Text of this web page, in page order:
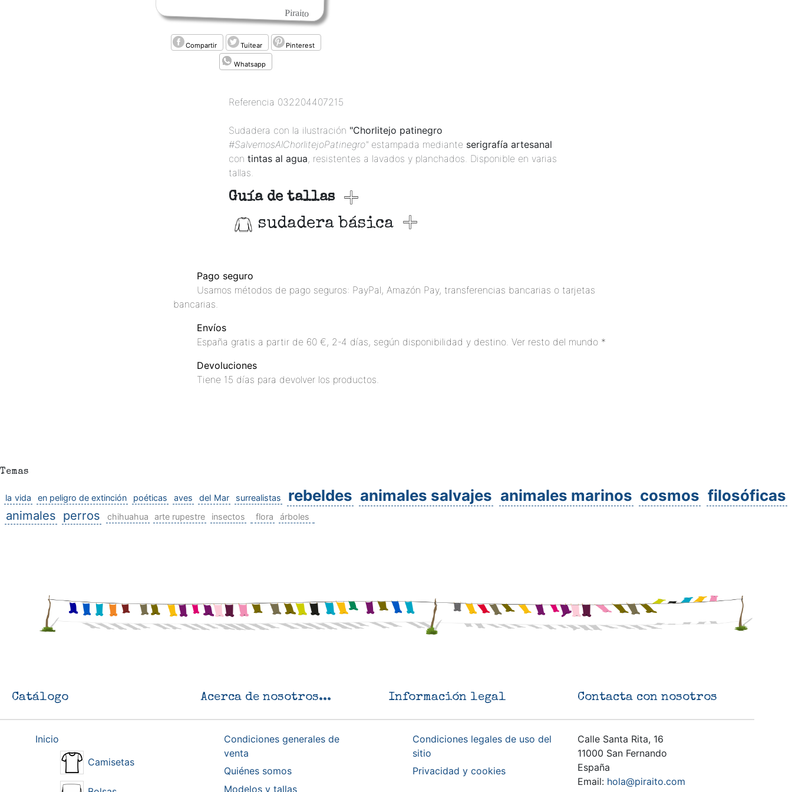
Piraito
Compartir Tuitear Pinterest
Whatsapp
Referencia 032204407215
Sudadera con la ilustración "Chorlitejo patinegro
#SalvemosAlChorlitejoPatinegro" estampada mediante serigrafía artesanal
con tintas al agua, resistentes a lavados y planchados. Disponible en varias
tallas.
Guía de tallas
sudadera básica
Pago seguro
Usamos métodos de pago seguros: PayPal, Amazón Pay, transferencias bancarias o tarjetas
bancarias.
Envíos
España gratis a partir de 60 €, 2-4 días, según disponibilidad y destino. Ver resto del mundo *
Devoluciones
Tiene 15 días para devolver los productos.
Temas
la vida en peligro de extinción poéticas aves del Mar surrealistas rebeldes animales salvajes animales marinos cosmos filosóficas
animales perros chihuahua arte rupestre insectos flora árboles
Catálogo
Inicio
Camisetas
Acerca de nosotros...
Condiciones generales de
venta
Quiénes somos
Modelos y tallas
Información legal
Condiciones legales de uso del
sitio
Privacidad y cookies
Contacta con nosotros
Calle Santa Rita, 16
11000 San Fernando
España
Email: hola@piraito.com